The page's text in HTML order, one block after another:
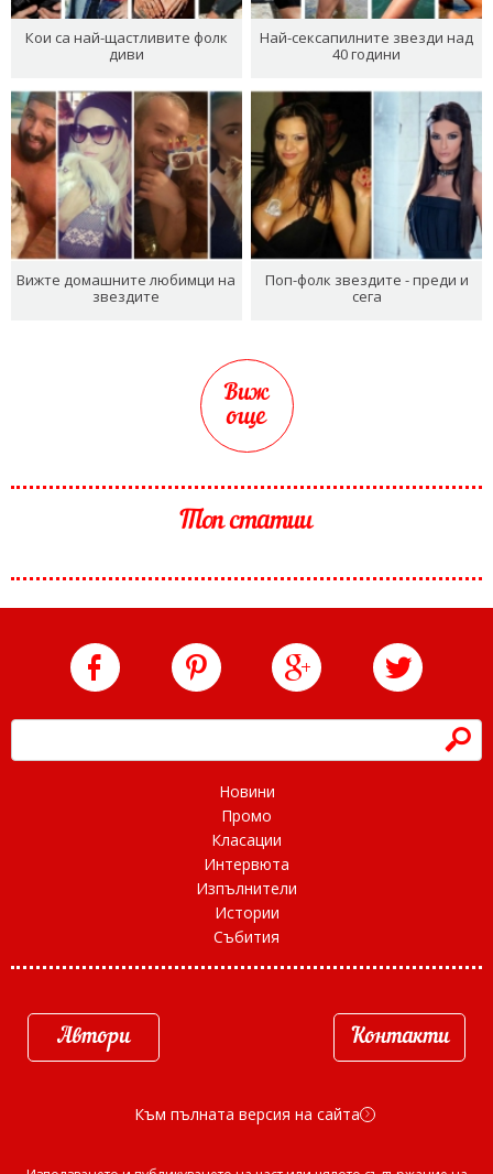
Кои са най-щастливите фолк
диви
Най-сексапилните звезди над
40 години
Вижте домашните любимци на
звездите
Поп-фолк звездите - преди и
сега
Виж
още
Топ статии
h
Новини
Промо
Класации
Интервюта
Изпълнители
Истории
Събития
Автори Контакти
Към пълната версия на сайта d